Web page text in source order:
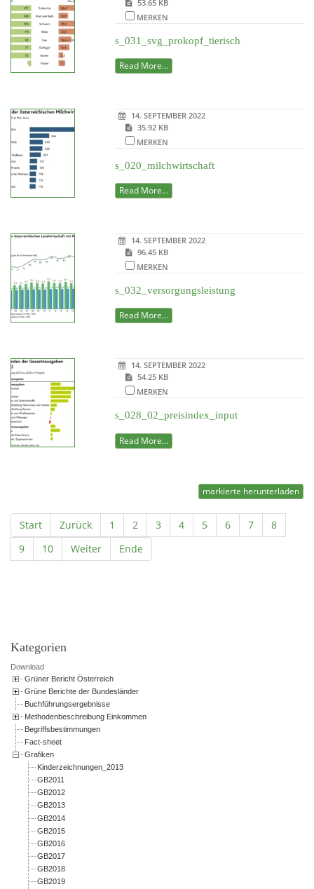
53.65 KB
MERKEN
s_031_svg_prokopf_tierisch
Read More...
14. SEPTEMBER 2022
35.92 KB
MERKEN
s_020_milchwirtschaft
Read More...
14. SEPTEMBER 2022
96.45 KB
MERKEN
s_032_versorgungsleistung
Read More...
14. SEPTEMBER 2022
54.25 KB
MERKEN
s_028_02_preisindex_input
Read More...
markierte herunterladen
Start Zurück 1 2 3 4 5 6 7
8
9
10 Weiter Ende
Kategorien
Download
Grüner Bericht Österreich
Grüne Berichte der Bundesländer
Buchführungsergebnisse
Methodenbeschreibung Einkommen
Begriffsbestimmungen
Fact-sheet
Grafiken
Kinderzeichnungen_2013
GB2011
GB2012
GB2013
GB2014
GB2015
GB2016
GB2017
GB2018
GB2019